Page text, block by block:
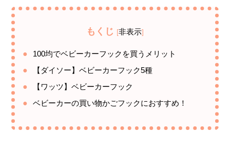
もくじ [非表示]
100均でベビーカーフックを買うメリット
【ダイソー】ベビーカーフック5種
【ワッツ】ベビーカーフック
ベビーカーの買い物かごフックにおすすめ！